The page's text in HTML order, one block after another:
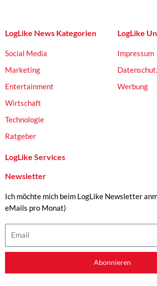
LogLike News Kategorien
Social Media
Marketing
Entertainment
Wirtschaft
Technologie
Ratgeber
LogLike
Impressum
Werbung
LogLike Services
Newsletter
Ich möchte mich beim LogLike Newsletter
eMails pro Monat)
Abonnieren